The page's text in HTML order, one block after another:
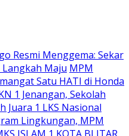
Resmi Menggema: Sekar
Maju MPM
Satu HATI di Honda
1 Jenangan, Sekolah
Juara 1 LKS Nasional
Lingkungan, MPM